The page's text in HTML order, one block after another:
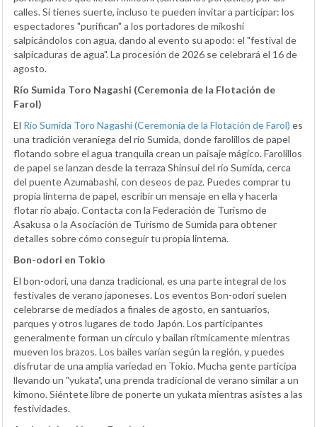
calles. Si tienes suerte, incluso te pueden invitar a participar: los
espectadores "purifican" a los portadores de mikoshi
salpicándolos con agua, dando al evento su apodo: el "festival de
salpicaduras de agua". La procesión de 2026 se celebrará el 16 de
agosto.
Río Sumida Toro Nagashi (Ceremonia de la Flotación de
Farol)
El Río Sumida Toro Nagashi (Ceremonia de la Flotación de Farol) es
una tradición veraniega del río Sumida, donde farolillos de papel
flotando sobre el agua tranquila crean un paisaje mágico. Farolillos
de papel se lanzan desde la terraza Shinsui del río Sumida, cerca
del puente Azumabashi, con deseos de paz. Puedes comprar tu
propia linterna de papel, escribir un mensaje en ella y hacerla
flotar río abajo. Contacta con la Federación de Turismo de
Asakusa o la Asociación de Turismo de Sumida para obtener
detalles sobre cómo conseguir tu propia linterna.
Bon-odori en Tokio
El bon-odori, una danza tradicional, es una parte integral de los
festivales de verano japoneses. Los eventos Bon-odori suelen
celebrarse de mediados a finales de agosto, en santuarios,
parques y otros lugares de todo Japón. Los participantes
generalmente forman un círculo y bailan rítmicamente mientras
mueven los brazos. Los bailes varían según la región, y puedes
disfrutar de una amplia variedad en Tokio. Mucha gente participa
llevando un "yukata", una prenda tradicional de verano similar a un
kimono. Siéntete libre de ponerte un yukata mientras asistes a las
festividades.